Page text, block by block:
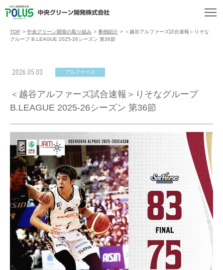
TOP > 中央グリーン開発の取り組み > 事例紹介 > ＜越谷アルファーズ試合速報＞りそな
グループ B.LEAGUE 2025-26シーズン 第36節
2026.05.03 アルファーズ
＜越谷アルファーズ試合速報＞りそなグループ
B.LEAGUE 2025-26シーズン 第36節